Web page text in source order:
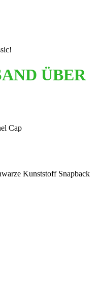
ÜBER
Cap
Kunststoff Snapback